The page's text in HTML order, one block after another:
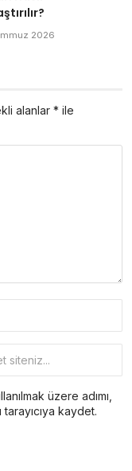
2026
alanlar * ile
üzere adımı,
kaydet.